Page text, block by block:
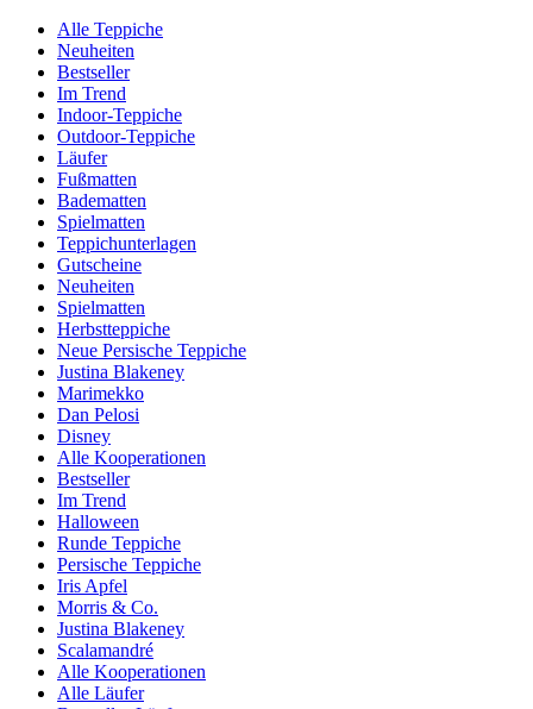
Alle Teppiche
Neuheiten
Bestseller
Im Trend
Indoor-Teppiche
Outdoor-Teppiche
Läufer
Fußmatten
Badematten
Spielmatten
Teppichunterlagen
Gutscheine
Neuheiten
Spielmatten
Herbstteppiche
Neue Persische Teppiche
Justina Blakeney
Marimekko
Dan Pelosi
Disney
Alle Kooperationen
Bestseller
Im Trend
Halloween
Runde Teppiche
Persische Teppiche
Iris Apfel
Morris & Co.
Justina Blakeney
Scalamandré
Alle Kooperationen
Alle Läufer